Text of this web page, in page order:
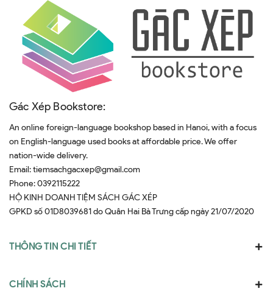
Gác Xép Bookstore:
An online foreign-language bookshop based in Hanoi, with a focus
on English-language used books at affordable price. We offer
nation-wide delivery.
Email:tiemsachgacxep@gmail.com
Phone:0392115222
HỘ KINH DOANH TIỆM SÁCH GÁC XÉP
GPKD số 01D8039681 do Quân Hai Bà Trưng cấp ngày 21/07/2020
THÔNG TIN CHI TIẾT
CHÍNH SÁCH